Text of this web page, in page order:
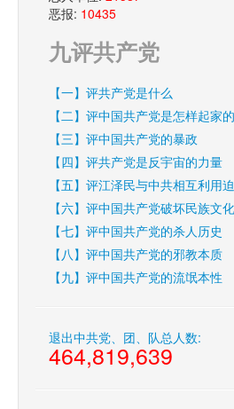
恶报: 10435
九评共产党
【一】评共产党是什么
【二】评中国共产党是怎样起家的
【三】评中国共产党的暴政
【四】评共产党是反宇宙的力量
【五】评江泽民与中共相互利用
【六】评中国共产党破坏民族文化
【七】评中国共产党的杀人历史
【八】评中国共产党的邪教本质
【九】评中国共产党的流氓本性
退出中共党、团、队总人数:
464,819,639